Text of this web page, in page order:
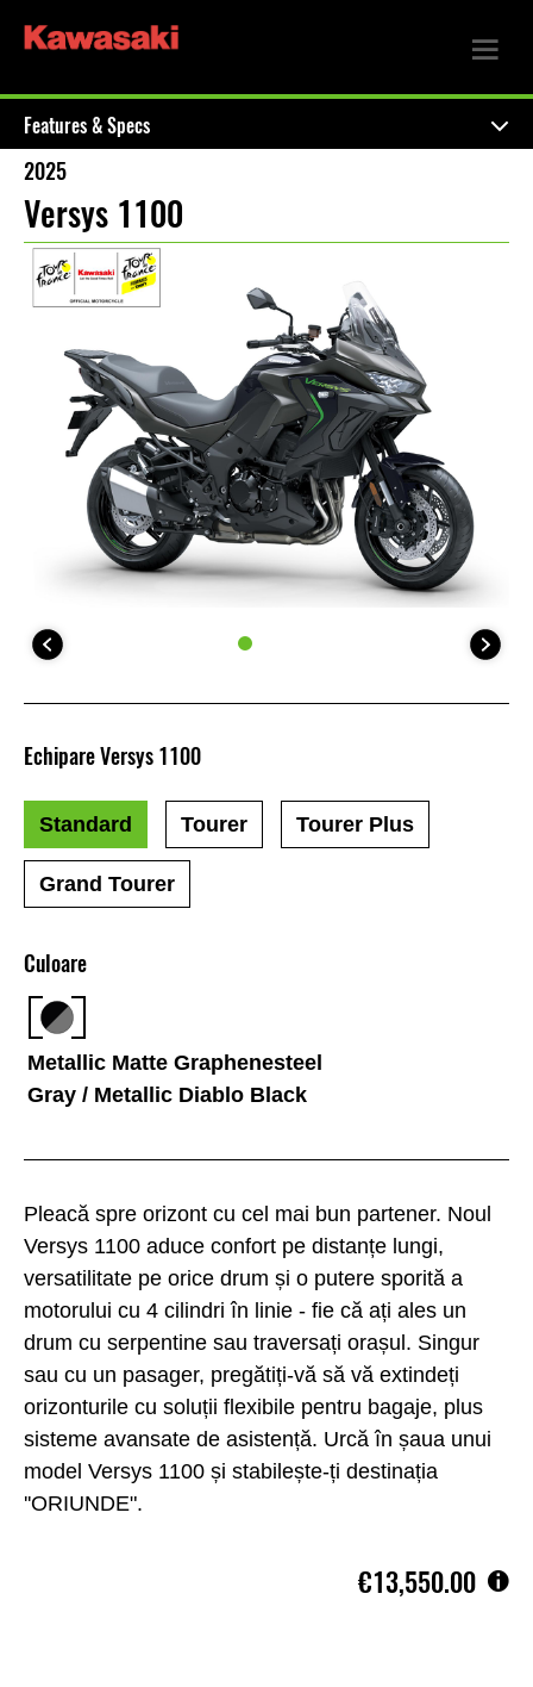
Features & Specs
2025
Versys 1100
Pleacă spre orizont cu cel mai bun partener. Noul
Versys 1100 aduce confort pe distanțe lungi,
versatilitate pe orice drum și o putere sporită a
motorului cu 4 cilindri în linie - fie că ați ales un
drum cu serpentine sau traversați orașul. Singur
sau cu un pasager, pregătiți-vă să vă extindeți
orizonturile cu soluții flexibile pentru bagaje, plus
sisteme avansate de asistență. Urcă în șaua unui
model Versys 1100 și stabilește-ți destinația
''ORIUNDE".
€13,550.00
Culoare
Metallic Matte Graphenesteel
Gray / Metallic Diablo Black
Echipare Versys 1100
Standard Tourer Tourer Plus
Grand Tourer